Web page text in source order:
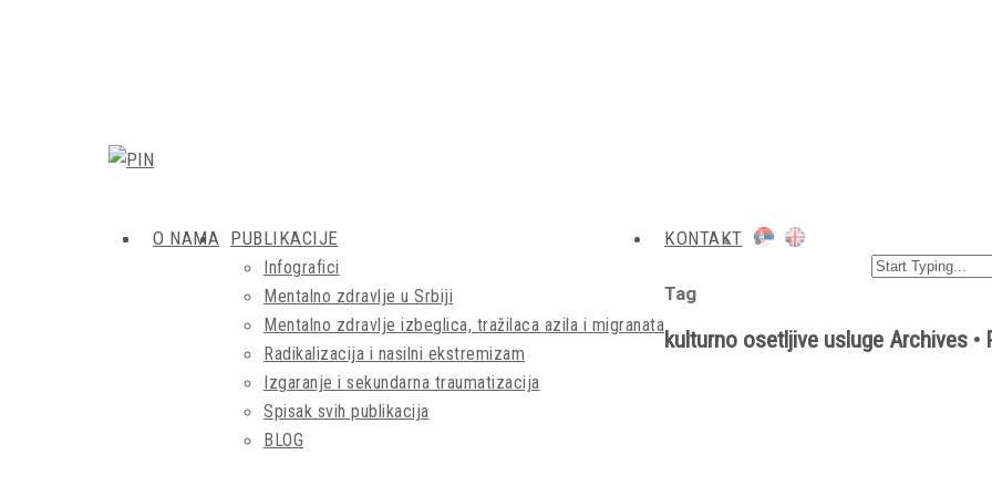
O NAMA PUBLIKACIJE
Infografici
Mentalno zdravlje u Srbiji
Mentalno zdravlje izbeglica, tražilaca azila i migranata
Radikalizacija i nasilni ekstremizam
Izgaranje i sekundarna traumatizacija
Spisak svih publikacija
BLOG
KONTAKT
Tag
kulturno osetljive usluge Archives •